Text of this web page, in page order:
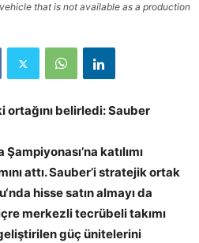
that is not available as a production
ortağını belirledi: Sauber
katılımı
attı. Sauber’i stratejik ortak
hisse satın almayı da
merkezli tecrübeli takımı
güç ünitelerini